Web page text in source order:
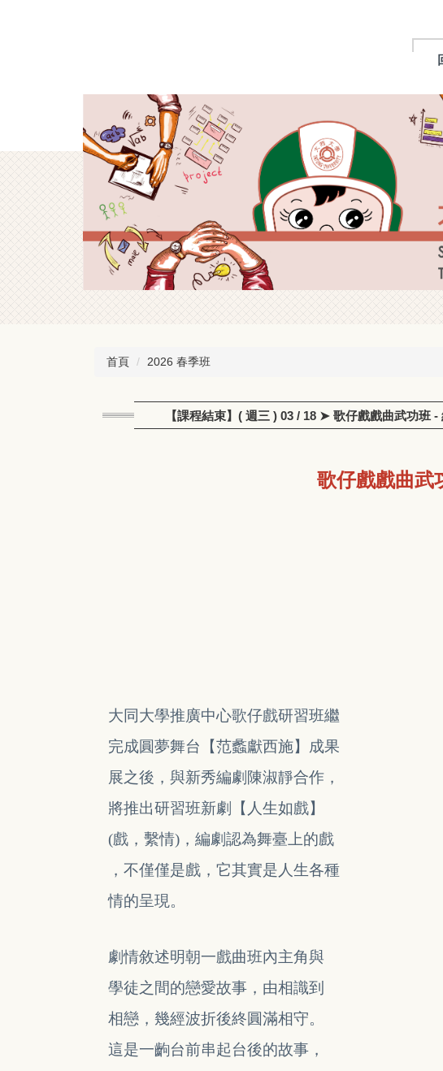
首頁 2026 春季班
【課程結束】( 週三 ) 03 / 18 ➤ 歌仔戲戲曲武功班
歌仔戲戲曲武
大同大學推廣中心歌仔戲研習班繼
完成圓夢舞台【范蠡獻西施】成果
展之後， 與新秀編劇陳淑靜合作，
將推出研習班新劇【人生如戲】
(戲，繫情)，編劇認為舞臺上的戲
，不僅僅是戲，它其實是人生各種
情的呈現。
劇情敘述明朝一戲曲班內主角與
學徒之間的戀愛故事，由相識到
相戀， 幾經波折後終圓滿相守。
這是一齣台前串起台後的故事，